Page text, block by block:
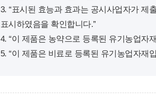
3. “표시된 효능과 효과는 공시사업자가 제
표시하였음을 확인합니다.”
4. “이 제품은 농약으로 등록된 유기농업자
5. “이 제품은 비료로 등록된 유기농업자재